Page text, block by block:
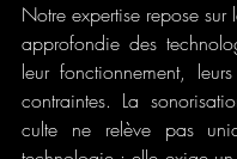
Notre expertise repose
approfondie des
leur fonctionnement,
contraintes. La
culte ne relève pas